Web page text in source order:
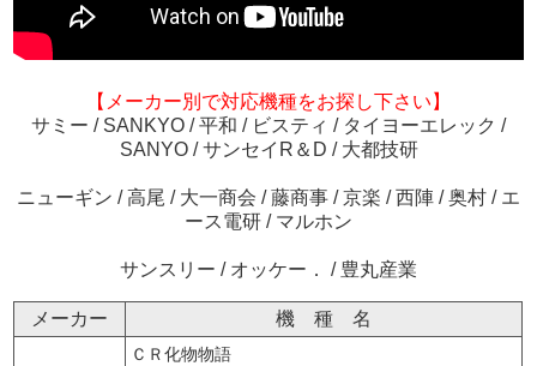
【メーカー別で対応機種をお探し下さい】
サミー / SANKYO /平和 / ビスティ / タイヨーエレック /
SANYO/サンセイR＆D / 大都技研
ニューギン /高尾 / 大一商会 /藤商事 /京楽 /西陣 /奥村 / エ
ース電研 / マルホン
サンスリー / オッケー． / 豊丸産業
メーカー 機 種 名
ＣＲ化物物語